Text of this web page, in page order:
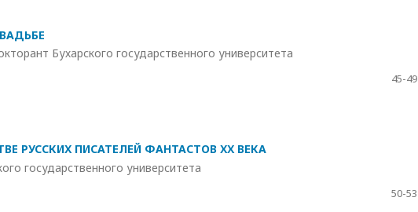
Бухарского государственного университета
45-49
РУССКИХ ПИСАТЕЛЕЙ ФАНТАСТОВ ХХ ВЕКА
государственного университета
50-53